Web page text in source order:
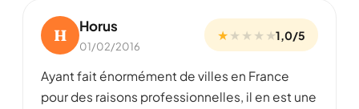
H Horus
01/02/2016
★★ ★ ★ ★1,0/5
Ayant fait énormément de villes en France
pour des raisons professionnelles, il en est une